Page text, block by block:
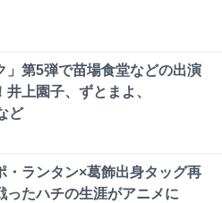
」第5弾で苗場食堂などの出演
井上園子、ずとまよ、
ど
・ランタン×葛飾出身タッグ再
ったハチの生涯がアニメに